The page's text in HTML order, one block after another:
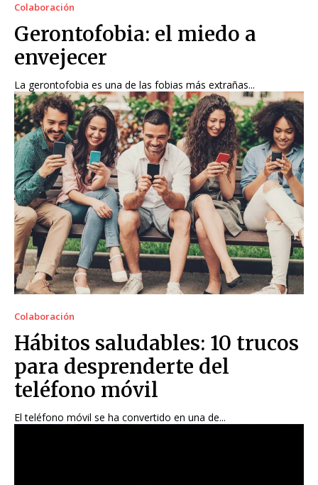
Colaboración
Gerontofobia: el miedo a
envejecer
La gerontofobia es una de las fobias más extrañas...
Colaboración
Hábitos saludables: 10 trucos
para desprenderte del
teléfono móvil
El teléfono móvil se ha convertido en una de...